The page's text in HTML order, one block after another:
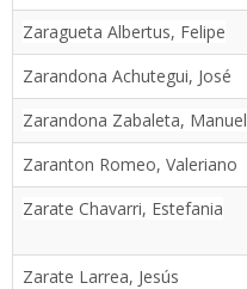
Zaragueta Albertus, Felipe
Zarandona Achutegui, José
Zarandona Zabaleta, Manuel
Zaranton Romeo, Valeriano
Zarate Chavarri, Estefania
Zarate Larrea, Jesús